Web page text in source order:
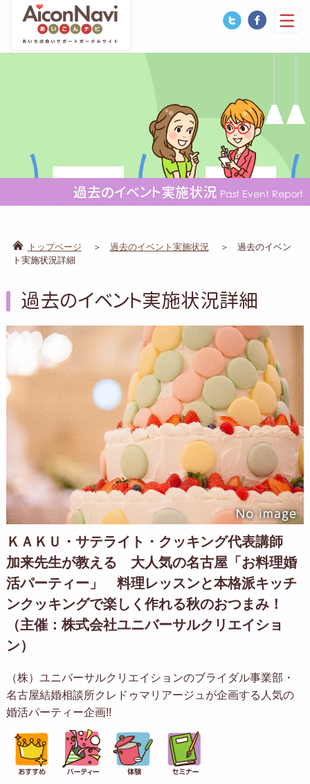
過去のイベント実施状況 Past Event Report
トップページ 過去のイベント実施状況
過去のイベン
ト実施状況詳細
過去のイベント実施状況詳細
ＫＡＫＵ・サテライト・クッキング代表講師
加来先生が教える 大人気の名古屋「お料理婚
活パーティー」 料理レッスンと本格派キッチ
ンクッキングで楽しく作れる秋のおつまみ！
（主催：株式会社ユニバーサルクリエイショ
ン）
（株）ユニバーサルクリエイションのブライダル事業部・
名古屋結婚相談所クレドゥマリアージュが企画する人気の
婚活パーティー企画!!